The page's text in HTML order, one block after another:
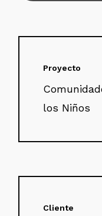
Proyecto
los Niños
Cliente